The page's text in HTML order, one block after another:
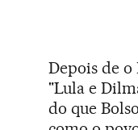
Depois de
"Lula e
do que